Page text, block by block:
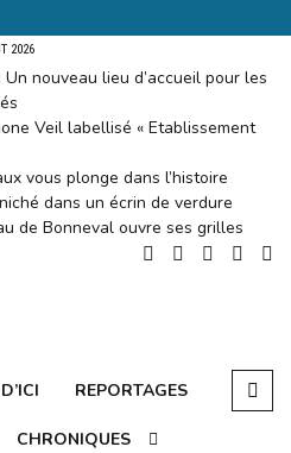
2026
Un nouveau lieu d’accueil pour les
Veil labellisé « Etablissement
vous plonge dans l’histoire
dans un écrin de verdure
de Bonneval ouvre ses grilles
REPORTAGES
CHRONIQUES